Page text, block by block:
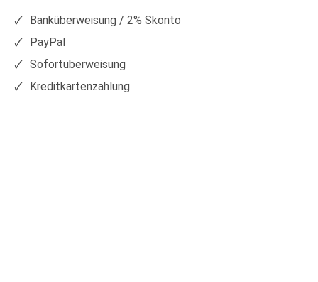
Banküberweisung / 2% Skonto
PayPal
Sofortüberweisung
Kreditkartenzahlung